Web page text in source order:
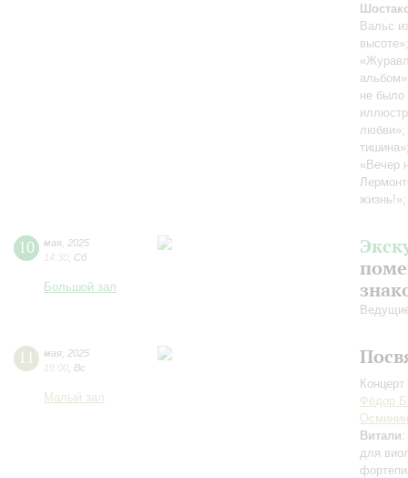
Вальс
не
любви»;
«Вечер
10 мая 2025
14:30 Сб
Большой зал
11 мая 2025
19:00 Вс
Малый зал
Фёдор
Осминин
Витали:
для